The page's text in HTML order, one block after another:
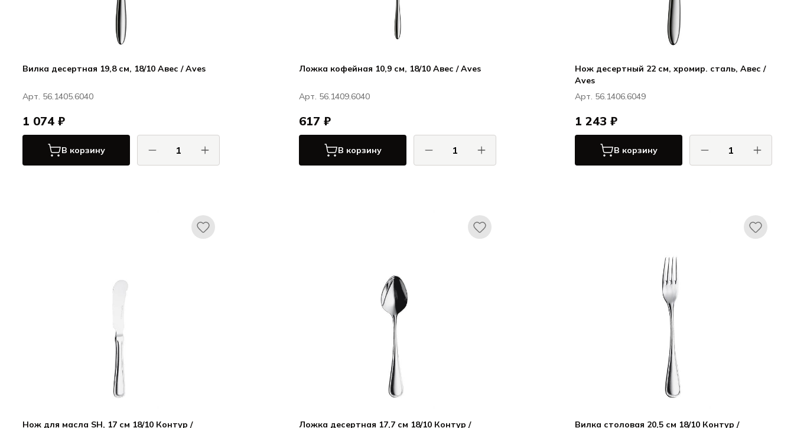
Вилка десертная 19,8 см, 18/10 Авес / Aves
Арт. 56.1405.6040
1 074 ₽
В корзину
Ложка кофейная 10,9 см, 18/10 Авес / Aves
Арт. 56.1409.6040
617 ₽
В корзину
Нож десертный 22 см, хромир. сталь, Авес /
Aves
Арт. 56.1406.6049
1 243 ₽
В корзину
Нож для масла SH, 17 см 18/10 Контур / Ложка десертная 17,7 см 18/10 Контур / Вилка столовая 20,5 см 18/10 Контур /